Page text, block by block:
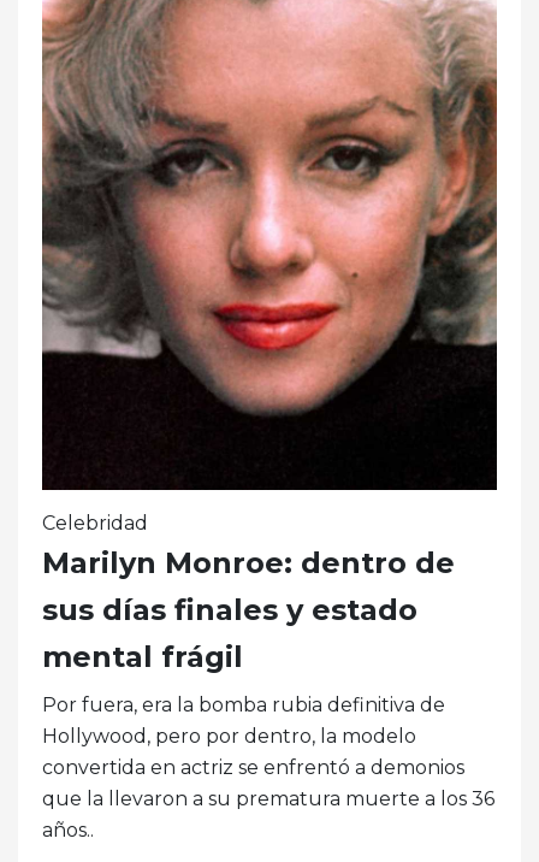
Celebridad
Marilyn Monroe: dentro de
sus días finales y estado
mental frágil
Por fuera, era la bomba rubia definitiva de
Hollywood, pero por dentro, la modelo
convertida en actriz se enfrentó a demonios
que la llevaron a su prematura muerte a los 36
años..